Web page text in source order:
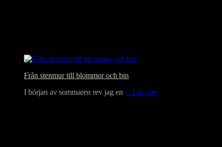
Från stenmur till blommor och bin
I början av sommaren rev jag en …Läs mer